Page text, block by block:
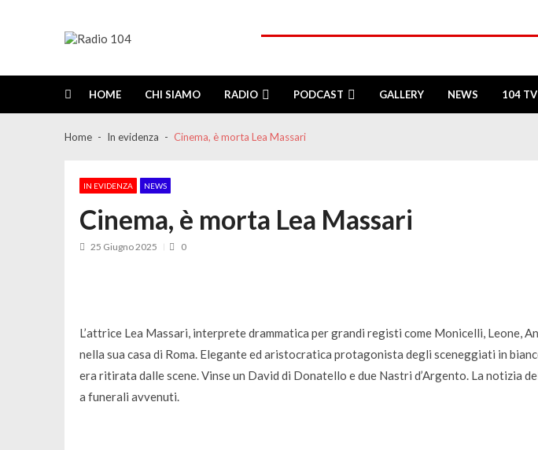
HOME CHI SIAMO RADIO PODCAST GALLERY NEWS 104 TV
Home In evidenza Cinema, è morta Lea Massari
IN EVIDENZA NEWS
Cinema, è morta Lea Massari
25 Giugno 2025 0
L’attrice Lea Massari, interprete drammatica per grandi registi come Monicelli, Leone,
nella sua casa di Roma. Elegante ed aristocratica protagonista degli sceneggiati in
era ritirata dalle scene. Vinse un David di Donatello e due Nastri d’Argento. La notizia
a funerali avvenuti.